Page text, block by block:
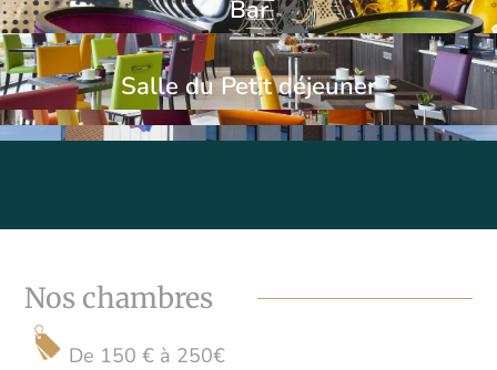
Bar
Salle du Petit déjeuner
Nos chambres
De 150 € à 250€